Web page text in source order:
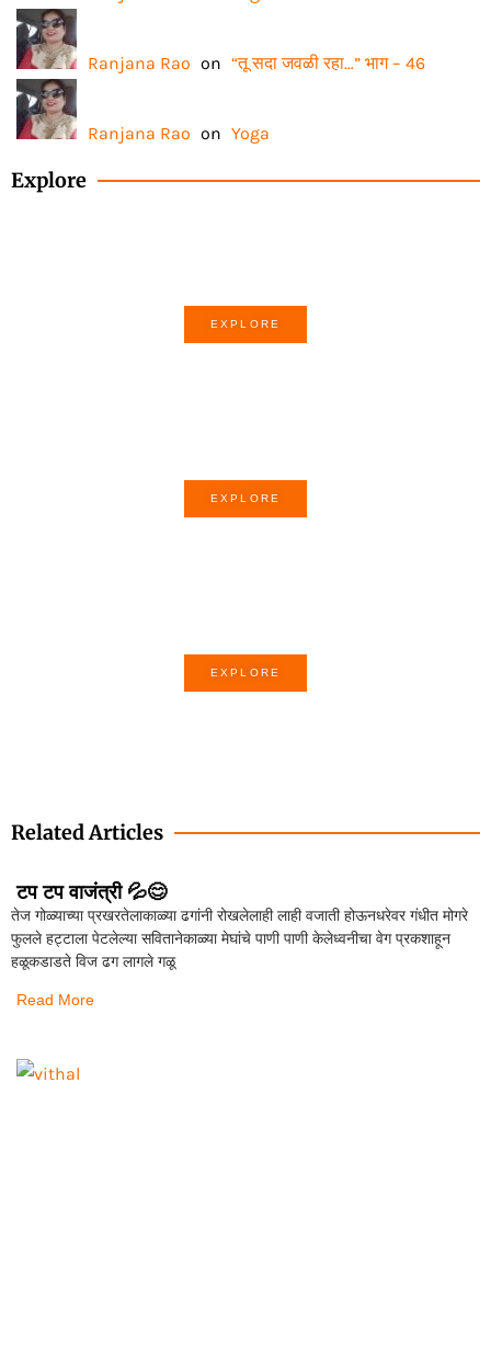
Ranjana Rao on “तू सदा जवळी रहा…” भाग – 46
Ranjana Rao on Yoga
Explore
EXPLORE
EXPLORE
EXPLORE
Related Articles
टप टप वाजंत्री 💦😊
तेज गोळ्याच्या प्रखरतेलाकाळ्या ढगांनी रोखलेलाही लाही वजाती होऊनधरेवर गंधीत मोगरे
फुलले हट्टाला पेटलेल्या सवितानेकाळ्या मेघांचे पाणी पाणी केलेध्वनीचा वेग प्रकशाहून
हळूकडाडते विज ढग लागले गळू
Read More